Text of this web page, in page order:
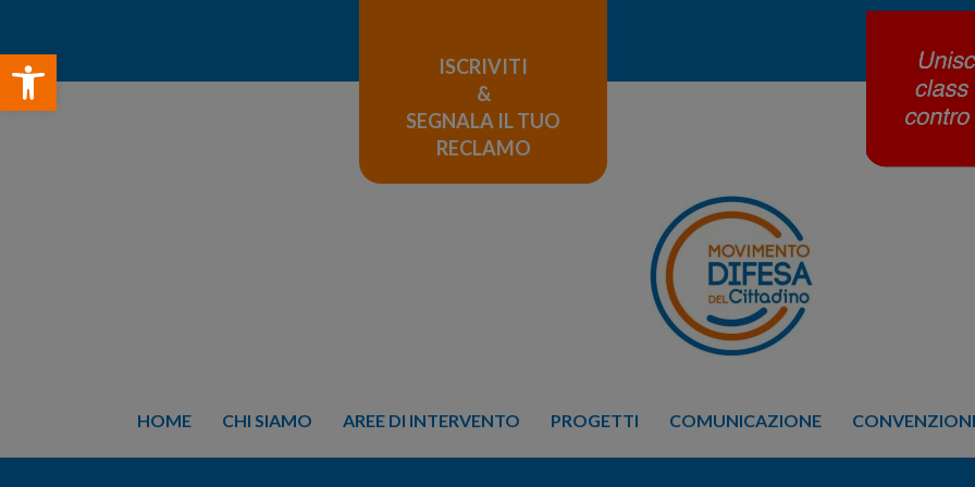
Open toolbar
ISCRIVITI
&
SEGNALA IL TUO
RECLAMO
HOME CHI SIAMO AREE DI INTERVENTO PROGETTI COMUNICAZIONE